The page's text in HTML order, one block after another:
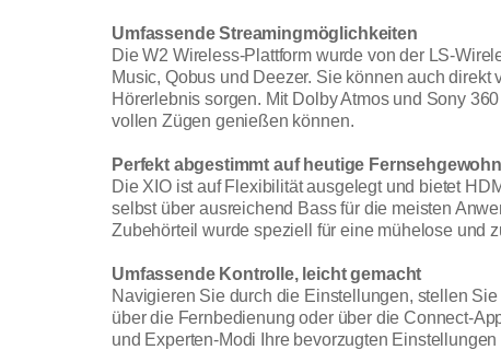
Umfassende Streamingmöglichkeiten
Die W2 Wireless-Plattform wurde von der LS-
Music, Qobus und Deezer. Sie können auch
Hörerlebnis sorgen. Mit Dolby Atmos und Sony
vollen Zügen genießen können.
Perfekt abgestimmt auf heutige
Die XIO ist auf Flexibilität ausgelegt und bietet
selbst über ausreichend Bass für die meisten
Zubehörteil wurde speziell für eine mühelose und
Umfassende Kontrolle, leicht gemacht
Navigieren Sie durch die Einstellungen, stellen
über die Fernbedienung oder über die Connect-
und Experten-Modi Ihre bevorzugten